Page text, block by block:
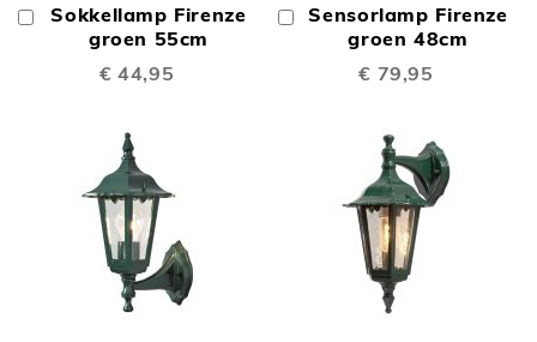
Sokkellamp Firenze
groen 55cm
€ 44,95
In
Winkelwagen
Sensorlamp Firenze
groen 48cm
€ 79,95
In
Winkelwagen